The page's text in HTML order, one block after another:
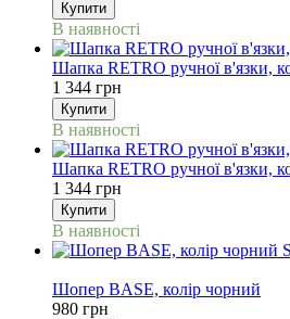
Купити
В наявності
Шапка RETRO ручної в'язки,
1 344 грн
Купити
В наявності
Шапка RETRO ручної в'язки,
1 344 грн
Купити
В наявності
Шопер BASE, колір чорний
980 грн